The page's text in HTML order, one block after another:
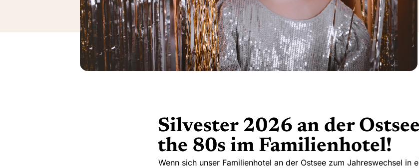
Silvester 2026 an der
the 80s im Familienhotel!
Wenn sich unser Familienhotel an der Ostsee zum Jahreswechsel in